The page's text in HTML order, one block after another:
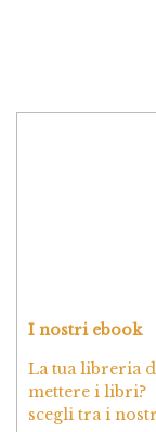
I nostri ebook
La tua libreria
mettere i libri?
scegli tra i